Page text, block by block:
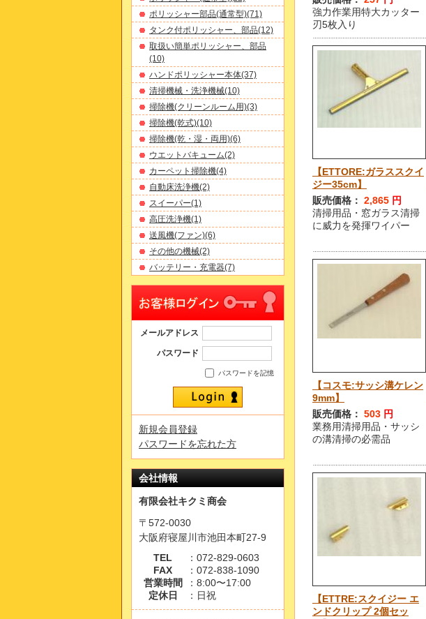
強力作業用特大カッター
刃5枚入り
【ETTORE:ガラススクイ
ジー35cm】
販売価格： 2,865 円
清掃用品・窓ガラス清掃
に威力を発揮ワイパー
【コスモ:サッシ溝ケレン
9mm】
販売価格： 503 円
業務用清掃用品・サッシ
の溝清掃の必需品
【ETTRE:スクイジー エ
ンドクリップ 2個セッ
ポリッシャー部品(通常型)(71)
タンク付ポリッシャー、部品(12)
取扱い簡単ポリッシャー、部品
(10)
ハンドポリッシャー本体(37)
清掃機械・洗浄機械(10)
掃除機(クリーンルーム用)(3)
掃除機(乾式)(10)
掃除機(乾・湿・両用)(6)
ウエットバキューム(2)
カーペット掃除機(4)
自動床洗浄機(2)
スイーパー(1)
高圧洗浄機(1)
送風機(ファン)(6)
その他の機械(2)
バッテリー・充電器(7)
メールアドレス
パスワード
パスワードを記憶
新規会員登録
パスワードを忘れた方
会社情報
有限会社キクミ商会
〒572-0030
大阪府寝屋川市池田本町27-9
TEL
：072-829-0603
FAX
：072-838-1090
営業時間
：8:00〜17:00
定休日
：日祝